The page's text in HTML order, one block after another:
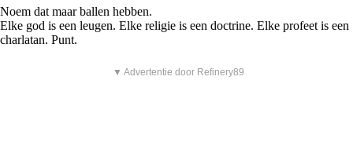
Noem dat maar ballen hebben.
Elke god is een leugen. Elke religie is een doctrine. Elke profeet is een
charlatan. Punt.
▼ Advertentie door Refinery89